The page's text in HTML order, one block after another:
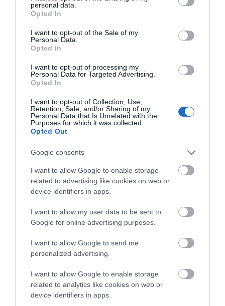
grant or deny consent to Google and its third-party tags to
use your data for below specified purposes in below Google
consent section.
personal data.
Opted In
I want to opt-out of the Sale of my
Personal Data.
Opted In
I want to opt-out of processing my
Personal Data for Targeted Advertising.
Opted In
I want to opt-out of Collection, Use,
Retention, Sale, and/or Sharing of my
Personal Data that Is Unrelated with the
Purposes for which it was collected.
Opted Out
Google consents
I want to allow Google to enable storage
related to advertising like cookies on web or
device identifiers in apps.
I want to allow my user data to be sent to
Google for online advertising purposes.
I want to allow Google to send me
personalized advertising.
I want to allow Google to enable storage
related to analytics like cookies on web or
device identifiers in apps.
για μια ακόμα έκθεσης χωρίς εγκαίνια. Άρα και χωρίς
κοινό. Εποχή πανδημίας και ερημίας. Μόνο οι κάμερες
του Ιδρύματος ήταν παρούσες να δίνουν εικόνες των
πρώτων στιγμών. Όμως από σήμερα οι πόρτες της
έκθεσης ανοίγουν για το κοινό. Όσοι μνήμονες (ή και
“ΕΝ ΑΝΔΡΩ”
ΑΦΉΣΤΕ ΈΝΑ ΣΧΌΛΙΟ
Η ηλ. διεύθυνση σας δεν δημοσιεύεται.